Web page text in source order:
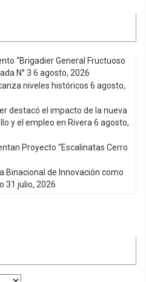
“Brigadier General Fructuoso
N° 3 6 agosto, 2026
niveles históricos 6 agosto,
destacó el impacto de la nueva
y el empleo en Rivera 6 agosto,
Proyecto “Escalinatas Cerro
Binacional de Innovación como
31 julio, 2026